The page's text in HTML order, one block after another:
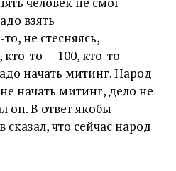
взять
не стесняясь,
кто-то — 100, кто-то —
начать митинг. Народ
начать митинг, дело не
он. В ответ якобы
что сейчас народ